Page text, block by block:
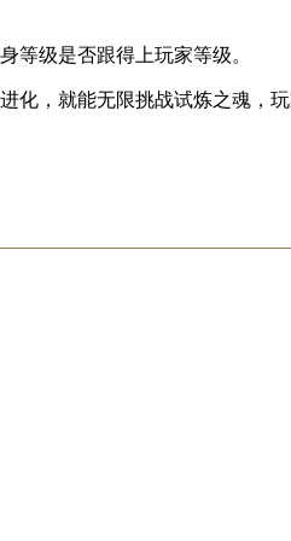
等级是否跟得上玩家等级。
化，就能无限挑战试炼之魂，